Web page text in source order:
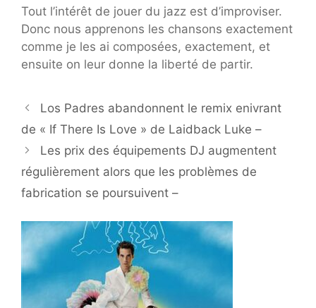
Tout l’intérêt de jouer du jazz est d’improviser.
Donc nous apprenons les chansons exactement
comme je les ai composées, exactement, et
ensuite on leur donne la liberté de partir.
Los Padres abandonnent le remix enivrant
de « If There Is Love » de Laidback Luke –
Les prix des équipements DJ augmentent
régulièrement alors que les problèmes de
fabrication se poursuivent –